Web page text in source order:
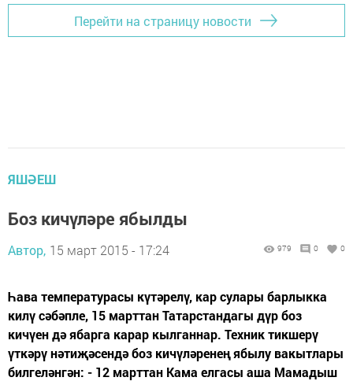
Перейти на страницу новости
ЯШӘЕШ
Боз кичүләре ябылды
Автор, 15 март 2015 - 17:24 979 0 0
Һава температурасы күтәрелү, кар сулары барлыкка
килү сәбәпле, 15 марттан Татарстандагы дүр боз
кичүен дә ябарга карар кылганнар. Техник тикшерү
үткәрү нәтиҗәсендә боз кичүләренең ябылу вакытлары
билгеләнгән: - 12 марттан Кама елгасы аша Мамадыш